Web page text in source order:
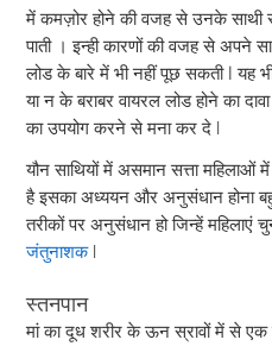
में कमज़ोर होने की वजह से उनके साथी
पाती । इन्ही कारणों की वजह से अपने
लोड के बारे में भी नहीं पूछ सकती l यह
या न के बराबर वायरल लोड होने का
का उपयोग करने से मना कर दे |
यौन साथियों में असमान सत्ता
है इसका अध्ययन और अनुसंधान होना
तरीकों पर अनुसंधान हो जिन्हें
जंतुनाशक|
स्तनपान
मां का दूध शरीर के ऊन स्रावों में से